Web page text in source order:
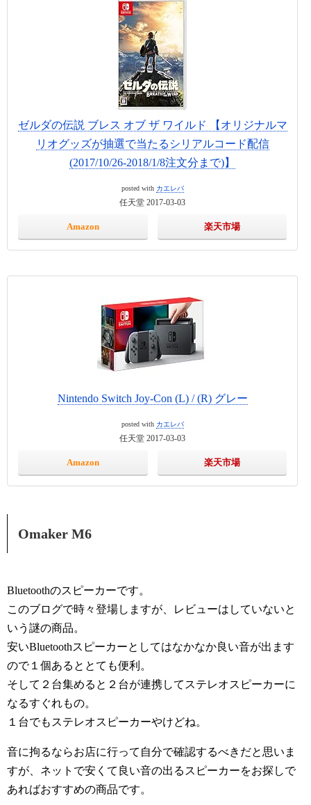
ゼルダの伝説 ブレス オブ ザ ワイルド 【オリジナルマ
リオグッズが抽選で当たるシリアルコード配信
(2017/10/26-2018/1/8注文分まで)】
posted with カエレバ
任天堂 2017-03-03
Amazon 楽天市場
Nintendo Switch Joy-Con (L) / (R) グレー
posted with カエレバ
任天堂 2017-03-03
Amazon 楽天市場
Omaker M6
Bluetoothのスピーカーです。
このブログで時々登場しますが、レビューはしていないと
いう謎の商品。
安いBluetoothスピーカーとしてはなかなか良い音が出ます
ので１個あるととても便利。
そして２台集めると２台が連携してステレオスピーカーに
なるすぐれもの。
１台でもステレオスピーカーやけどね。
音に拘るならお店に行って自分で確認するべきだと思いま
すが、ネットで安くて良い音の出るスピーカーをお探しで
あればおすすめの商品です。